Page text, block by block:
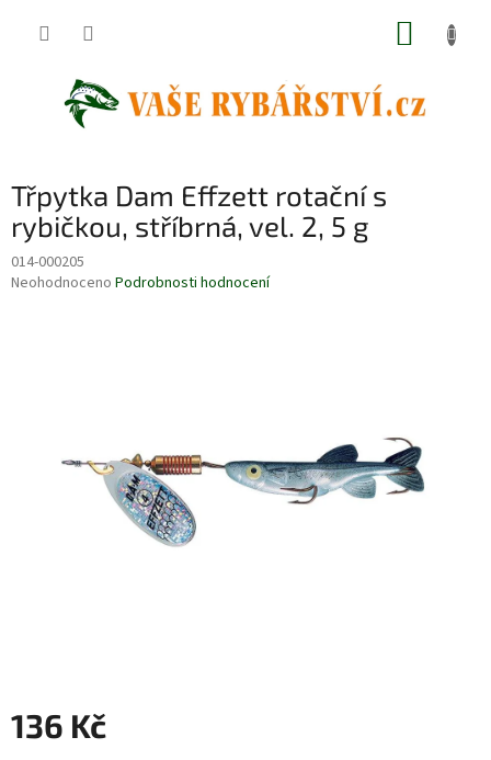
Třpytka Dam Effzett rotační s
rybičkou, stříbrná, vel. 2, 5 g
014-000205
Průměrné
Neohodnoceno Podrobnosti hodnocení
136 Kč